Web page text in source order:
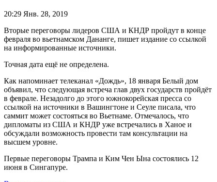
20:29 Янв. 28, 2019
Вторые переговоры лидеров США и КНДР пройдут в конце
февраля во вьетнамском Дананге, пишет издание со ссылкой
на информированные источники.
Точная дата ещё не определена.
Как напоминает телеканал «Дождь», 18 января Белый дом
объявил, что следующая встреча глав двух государств пройдёт
в феврале. Незадолго до этого южнокорейская пресса со
ссылкой на источники в Вашингтоне и Сеуле писала, что
саммит может состояться во Вьетнаме. Отмечалось, что
дипломаты из США и КНДР уже встречались в Ханое и
обсуждали возможность провести там консультации на
высшем уровне.
Первые переговоры Трампа и Ким Чен Ына состоялись 12
июня в Сингапуре.